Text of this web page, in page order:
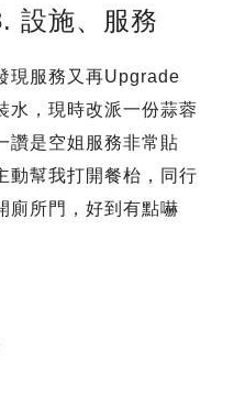
設施、服務
現服務又再Upgrade
水，現時改派一份蒜蓉
讚是空姐服務非常貼
動幫我打開餐枱，同行
廁所門，好到有點嚇